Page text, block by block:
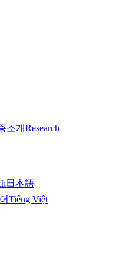
소개Research
日本語
Tiếng Việt